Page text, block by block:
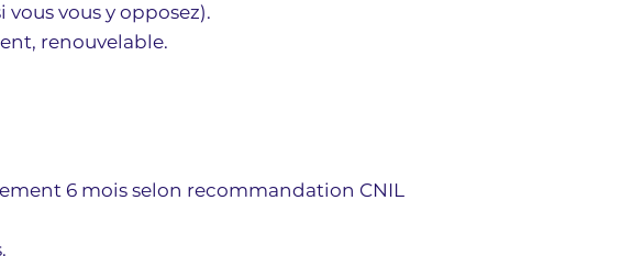
vous y opposez).
renouvelable.
6 mois selon recommandation CNIL